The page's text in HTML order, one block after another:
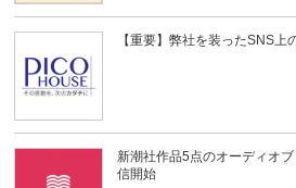
【重要】弊社を装ったSNS上
新潮社作品5点のオーディオ
信開始